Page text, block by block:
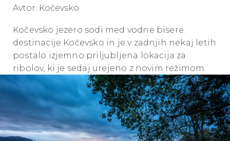
Avtor: Kočevsko
Kočevsko jezero sodi med vodne bisere
destinacije Kočevsko in je v zadnjih nekaj letih
postalo izjemno priljubljena lokacija za
ribolov, ki je sedaj urejeno z novim režimom.